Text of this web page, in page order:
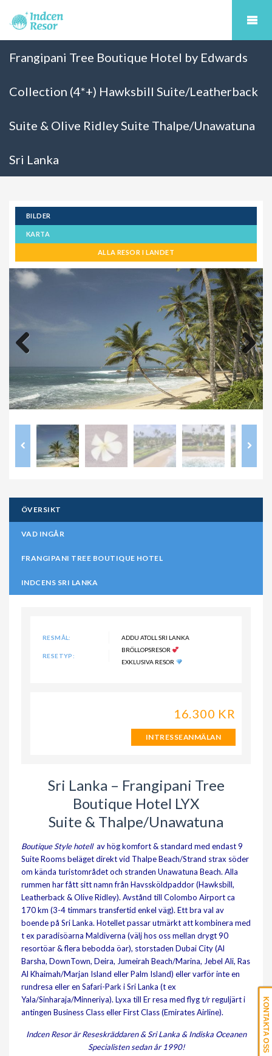
Frangipani Tree Boutique Hotel by Edwards
Collection (4*+) Hawksbill Suite/Leatherback
Suite & Olive Ridley Suite Thalpe/Unawatuna
Sri Lanka
BILDER
KARTA
ALLA RESOR I LANDET
Next
ÖVERSIKT
VAD INGÅR
FRANGIPANI TREE BOUTIQUE HOTEL
INDCENS SRI LANKA
RESMÅL: ADDU ATOLL SRI LANKA
RESETYP:
BRÖLLOPSRESOR
EXKLUSIVA RESOR
16.300 KR
INTRESSEANMÄLAN
Sri Lanka – Frangipani Tree
Boutique Hotel LYX
Suite & Thalpe/Unawatuna
Boutique Style hotellav hög komfort & standard med endast 9
Suite Rooms beläget direkt vid Thalpe Beach/Strand strax söder
om kända turistområdet och stranden Unawatuna Beach. Alla
rummen har fått sitt namn från Havssköldpaddor (Hawksbill,
Leatherback & Olive Ridley). Avstånd till Colombo Airport ca
170 km (3-4 timmars transfertid enkel väg). Ett bra val av
boende på Sri Lanka. Hotellet passar utmärkt att kombinera med
t ex paradisöarna Maldiverna (välj hos oss mellan drygt 90
resortöar & flera bebodda öar), storstaden Dubai City (Al
Barsha, DownTown, Deira, Jumeirah Beach/Marina, Jebel Ali, Ras
Al Khaimah/Marjan Island eller Palm Island) eller varför inte en
rundresa eller en Safari-Park i Sri Lanka (t ex
Yala/Sinharaja/Minneriya). Lyxa till Er resa med flyg t/r reguljärt i
antingen Business Class eller First Class (Emirates Airline).
Indcen Resor är Reseskräddaren & Sri Lanka & Indiska Oceanen
Specialisten sedan år 1990!
KONTAKTA OSS